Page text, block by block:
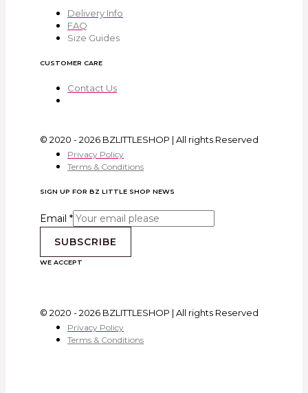
Delivery Info
FAQ
Size Guides
CUSTOMER CARE
Contact Us
© 2020 - 2026 BZLITTLESHOP | All rights Reserved
Privacy Policy
Terms & Conditions
SIGN UP FOR BZ LITTLE SHOP NEWS
Email *
SUBSCRIBE
WE ACCEPT
© 2020 - 2026 BZLITTLESHOP | All rights Reserved
Privacy Policy
Terms & Conditions